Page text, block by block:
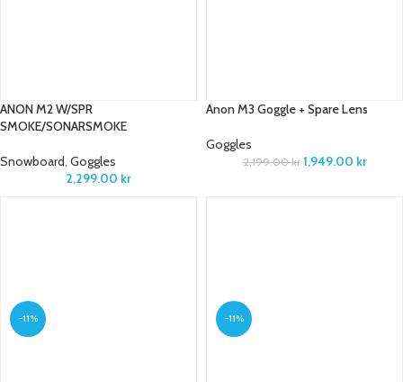
ANON M2 W/SPR
SMOKE/SONARSMOKE
Snowboard, Goggles
2,299.00 kr
Anon M3 Goggle + Spare Lens
Goggles
2,199.00kr 1,949.00 kr
-11% -11%